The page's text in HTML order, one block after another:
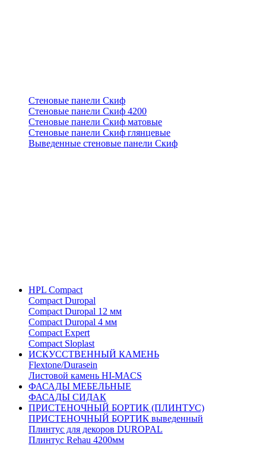
Стеновые панели Скиф
Стеновые панели Скиф 4200
Стеновые панели Скиф матовые
Стеновые панели Скиф глянцевые
Выведенные стеновые панели Скиф
HPL Compact
Compact Duropal
Compact Duropal 12 мм
Compact Duropal 4 мм
Compact Expert
Compact Sloplast
ИСКУССТВЕННЫЙ КАМЕНЬ
Flextone/Durasein
Листовой камень HI-MACS
ФАСАДЫ МЕБЕЛЬНЫЕ
ФАСАДЫ СИДАК
ПРИСТЕНОЧНЫЙ БОРТИК (ПЛИНТУС)
ПРИСТЕНОЧНЫЙ БОРТИК выведенный
Плинтус для декоров DUROPAL
Плинтус Rehau 4200мм